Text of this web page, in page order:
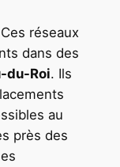
réseaux
dans des
du-Roi. Ils
au
près des